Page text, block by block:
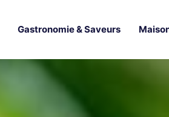
Gastronomie & Saveurs